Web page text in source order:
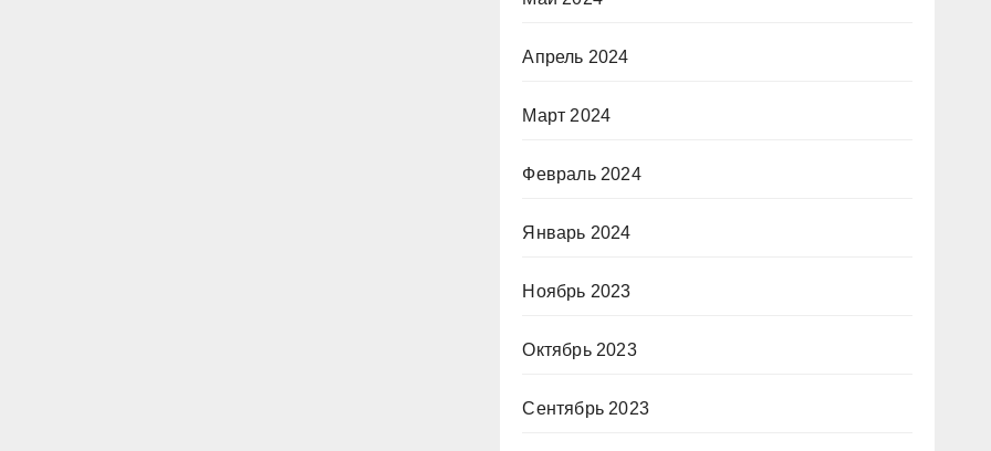
Апрель 2024
Март 2024
Февраль 2024
Январь 2024
Ноябрь 2023
Октябрь 2023
Сентябрь 2023